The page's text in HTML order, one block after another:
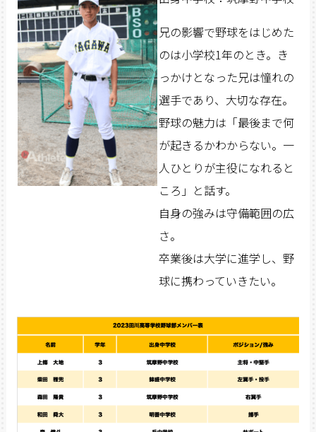
兄の影響で野球をはじめた
のは小学校1年のとき。き
っかけとなった兄は憧れの
選手であり、大切な存在。
野球の魅力は「最後まで何
が起きるかわからない。一
人ひとりが主役になれると
ころ」と話す。
自身の強みは守備範囲の広
さ。
卒業後は大学に進学し、野
球に携わっていきたい。